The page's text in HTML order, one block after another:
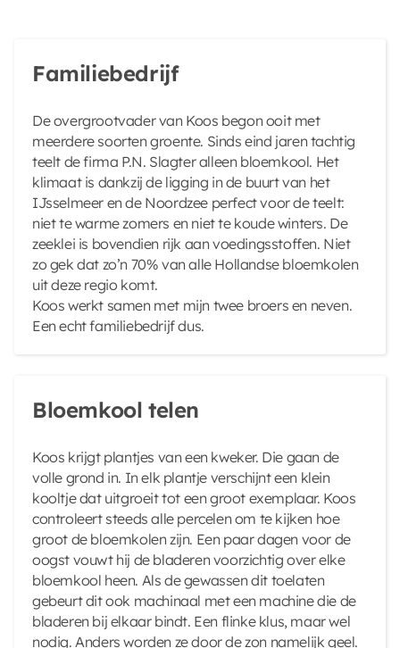
Familiebedrijf
De overgrootvader van Koos begon ooit met
meerdere soorten groente. Sinds eind jaren tachtig
teelt de firma P.N. Slagter alleen bloemkool. Het
klimaat is dankzij de ligging in de buurt van het
IJsselmeer en de Noordzee perfect voor de teelt:
niet te warme zomers en niet te koude winters. De
zeeklei is bovendien rijk aan voedingsstoffen. Niet
zo gek dat zo’n 70% van alle Hollandse bloemkolen
uit deze regio komt.
Koos werkt samen met mijn twee broers en neven.
Een echt familiebedrijf dus.
Bloemkool telen
Koos krijgt plantjes van een kweker. Die gaan de
volle grond in. In elk plantje verschijnt een klein
kooltje dat uitgroeit tot een groot exemplaar. Koos
controleert steeds alle percelen om te kijken hoe
groot de bloemkolen zijn. Een paar dagen voor de
oogst vouwt hij de bladeren voorzichtig over elke
bloemkool heen. Als de gewassen dit toelaten
gebeurt dit ook machinaal met een machine die de
bladeren bij elkaar bindt. Een flinke klus, maar wel
nodig. Anders worden ze door de zon namelijk geel.